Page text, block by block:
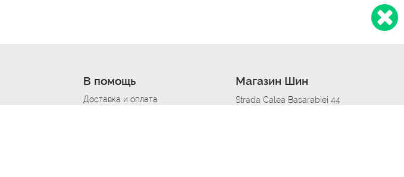
В помощь
Доставка и оплата
Магазин Шин
Strada Calea Basarabiei 44